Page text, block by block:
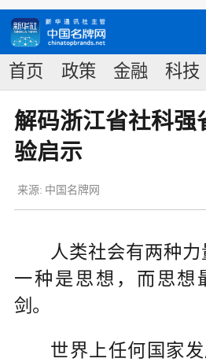
首页 政策 金融 科技
解码浙江省社科强
验启示
来源: 中国名牌网
人类社会有两种力
一种是思想，而思想
剑。
世界上任何国家